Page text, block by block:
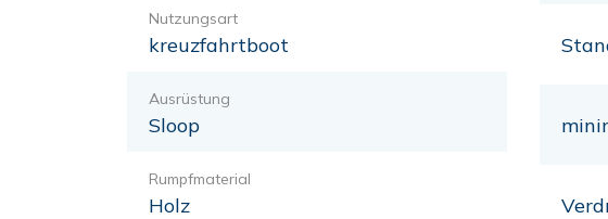
Nutzungsart
kreuzfahrtboot
Ausrüstung
Sloop
Rumpfmaterial
Holz